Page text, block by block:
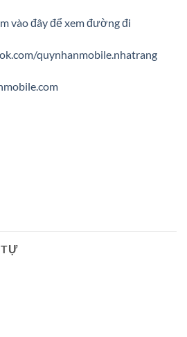
vào đây để xem đường đi
quynhanmobile.nhatrang